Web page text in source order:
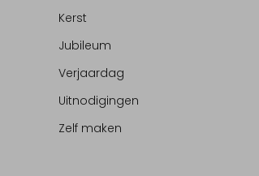
Kerst
Jubileum
Verjaardag
Uitnodigingen
Zelf maken